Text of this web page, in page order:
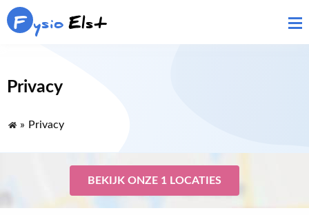
F ysioElst
Privacy
» Privacy
BEKIJK ONZE 1 LOCATIES